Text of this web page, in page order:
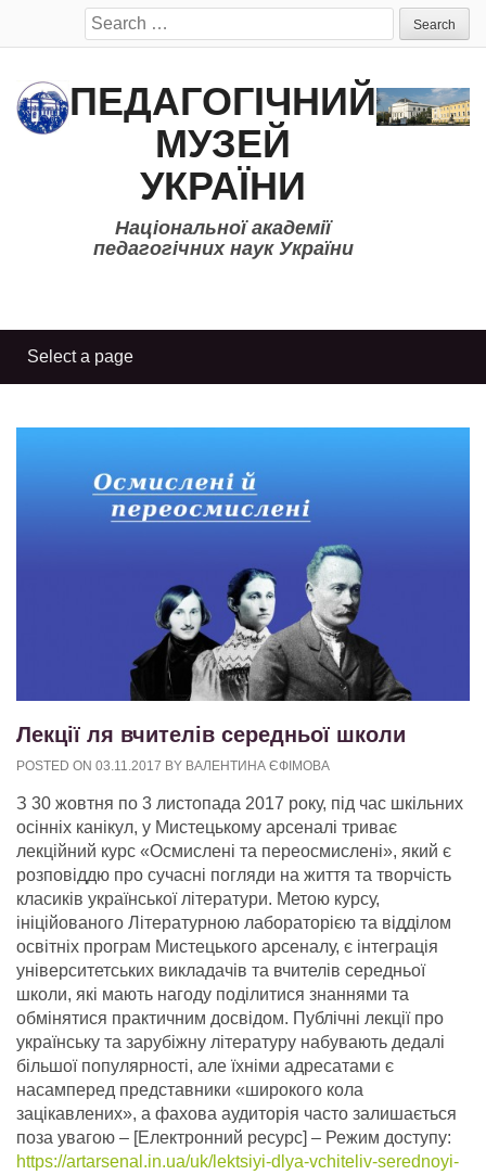
Search
for:
ПЕДАГОГІЧНИЙ
МУЗЕЙ
УКРАЇНИ
Національної академії
педагогічних наук України
Лекції ля вчителів середньої школи
POSTED ON 03.11.2017 BY ВАЛЕНТИНА ЄФІМОВА
З 30 жовтня по 3 листопада 2017 року, під час шкільних
осінніх канікул, у Мистецькому арсеналі триває
лекційний курс «Осмислені та переосмислені», який є
розповіддю про сучасні погляди на життя та творчість
класиків української літератури. Метою курсу,
ініційованого Літературною лабораторією та відділом
освітніх програм Мистецького арсеналу, є інтеграція
університетських викладачів та вчителів середньої
школи, які мають нагоду поділитися знаннями та
обмінятися практичним досвідом. Публічні лекції про
українську та зарубіжну літературу набувають дедалі
більшої популярності, але їхніми адресатами є
насамперед представники «широкого кола
зацікавлених», а фахова аудиторія часто залишається
поза увагою – [Електронний ресурс] – Режим доступу:
https://artarsenal.in.ua/uk/lektsiyi-dlya-vchiteliv-serednoyi-